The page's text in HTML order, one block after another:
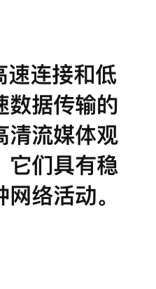
速连接和低
数据传输的
清流媒体观
它们具有稳
络活动。